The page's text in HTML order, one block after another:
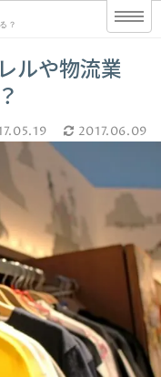
？
ルや物流業
2017.06.09